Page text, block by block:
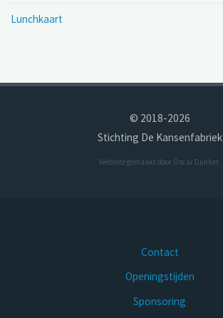
Lunchkaart
© 2018-2026
Stichting De Kansenfabriek
Website gemaakt door Oscar Dunker.
Contact
Openingstijden
Sponsoring